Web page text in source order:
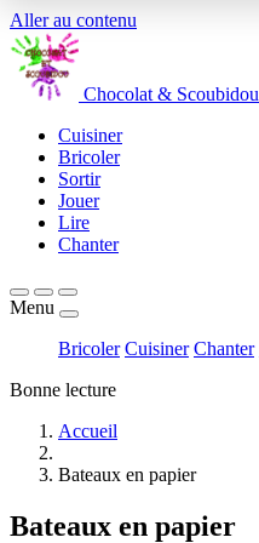
Aller au contenu
Chocolat & Scoubidou
Cuisiner
Bricoler
Sortir
Jouer
Lire
Chanter
Menu
Bricoler Cuisiner Chanter
Bonne lecture
Accueil
Bateaux en papier
Bateaux en papier